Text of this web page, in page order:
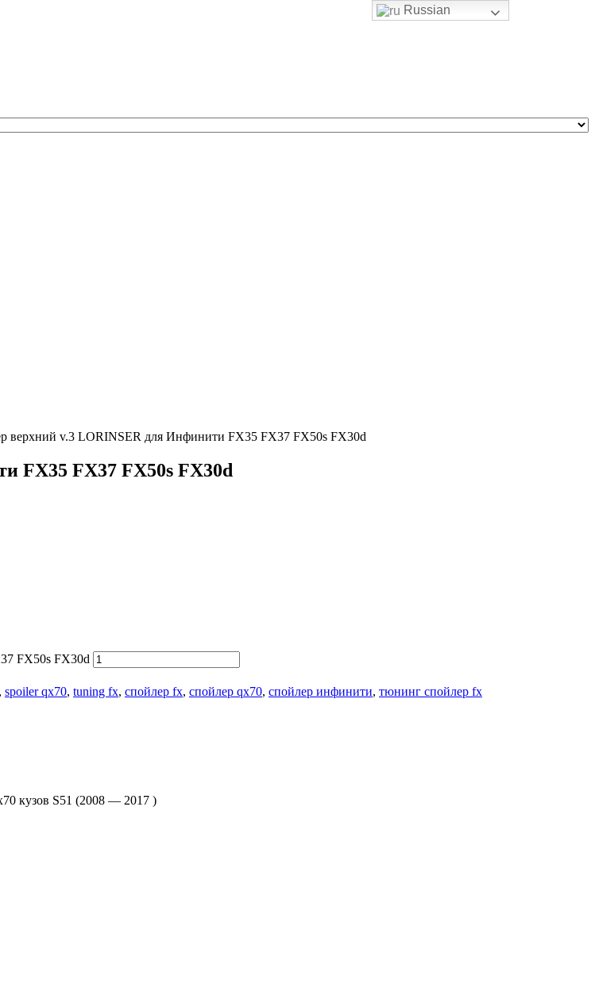
верхний v.3 LORINSER для Инфинити FX35 FX37 FX50s FX30d
FX35 FX37 FX50s FX30d
FX50s FX30d
, spoiler qx70, tuning fx, спойлер fx, спойлер qx70, спойлер инфинити, тюнинг спойлер fx
кузов S51 (2008 — 2017 )
Russian